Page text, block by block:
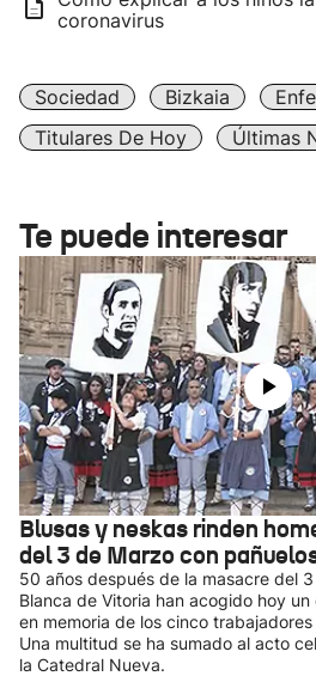
coronavirus
Sociedad Bizkaia
Titulares De Hoy
Últimas
Te puede interesar
Blusas y neskas rinden
del 3 de Marzo con
50 años después de la masacre del
Blanca de Vitoria han acogido hoy
en memoria de los cinco
Una multitud se ha sumado al acto
la Catedral Nueva.